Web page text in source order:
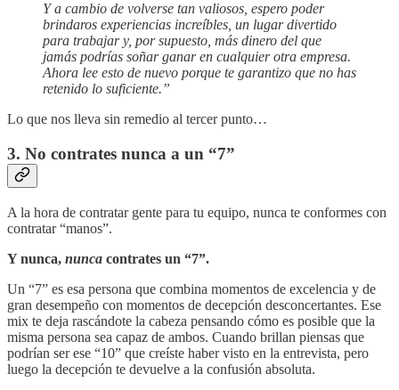
Y a cambio de volverse tan valiosos, espero poder
brindaros experiencias increíbles, un lugar divertido
para trabajar y, por supuesto, más dinero del que
jamás podrías soñar ganar en cualquier otra empresa.
Ahora lee esto de nuevo porque te garantizo que no has
retenido lo suficiente.”
Lo que nos lleva sin remedio al tercer punto…
3. No contrates nunca a un “7”
A la hora de contratar gente para tu equipo, nunca te conformes con
contratar “manos”.
Y nunca, nunca contrates un “7”.
Un “7” es esa persona que combina momentos de excelencia y de
gran desempeño con momentos de decepción desconcertantes. Ese
mix te deja rascándote la cabeza pensando cómo es posible que la
misma persona sea capaz de ambos. Cuando brillan piensas que
podrían ser ese “10” que creíste haber visto en la entrevista, pero
luego la decepción te devuelve a la confusión absoluta.